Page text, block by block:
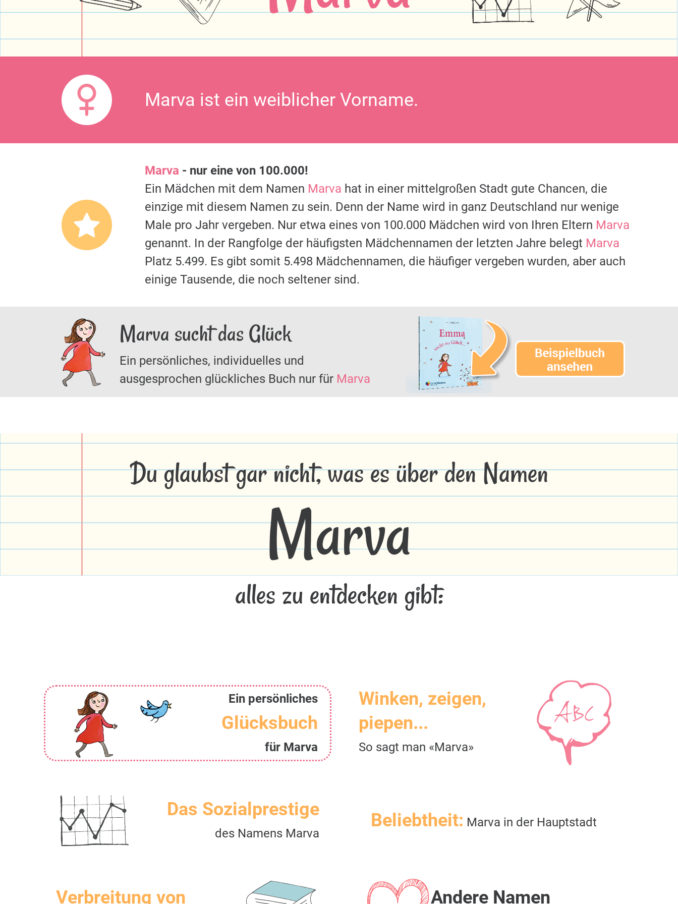
Marva ist ein weiblicher Vorname.
Marva - nur eine von 100.000!
Ein Mädchen mit dem Namen Marva hat in einer mittelgroßen Stadt gute Chancen, die
einzige mit diesem Namen zu sein. Denn der Name wird in ganz Deutschland nur wenige
Male pro Jahr vergeben. Nur etwa eines von 100.000 Mädchen wird von Ihren Eltern Marva
genannt. In der Rangfolge der häufigsten Mädchennamen der letzten Jahre belegt Marva
Platz 5.499. Es gibt somit 5.498 Mädchennamen, die häufiger vergeben wurden, aber auch
einige Tausende, die noch seltener sind.
Marva sucht das Glück
Ein persönliches, individuelles und
ausgesprochen glückliches Buch nur für Marva
Du glaubst gar nicht, was es über den Namen
Marva
alles zu entdecken gibt:
Ein persönliches
Glücksbuch
für Marva
Winken, zeigen,
piepen...
So sagt man «Marva»
Das Sozialprestige
des Namens Marva
Beliebtheit: Marva in der Hauptstadt
Verbreitung von Andere Namen